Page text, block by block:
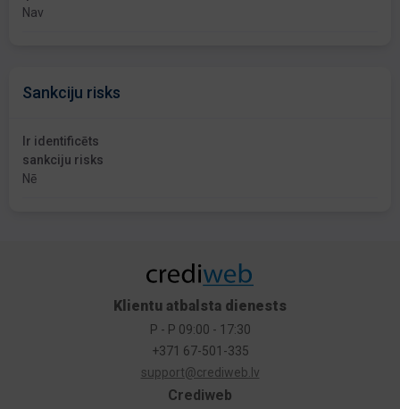
Nav
Sankciju risks
Ir identificēts
sankciju risks
Nē
Crediweb
Klientu atbalsta dienests
P - P 09:00 - 17:30
+371 67-501-335
support@crediweb.lv